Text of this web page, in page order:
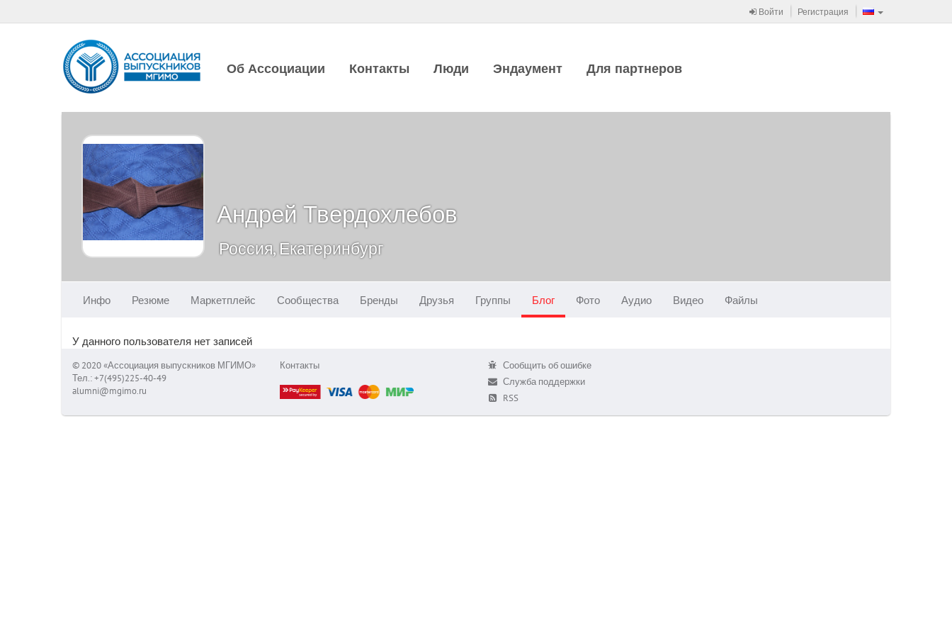
Войти Регистрация
Об Ассоциации Контакты Люди Эндаумент Для партнеров
Андрей Твердохлебов
Россия, Екатеринбург
Инфо Резюме Маркетплейс Сообщества Бренды Друзья Группы Блог Фото Аудио Видео Файлы
У данного пользователя нет записей
© 2020 «Ассоциация выпускников МГИМО»
Тел.: +7(495)225-40-49
alumni@mgimo.ru
Контакты
Сообщить об ошибке
Служба поддержки
RSS